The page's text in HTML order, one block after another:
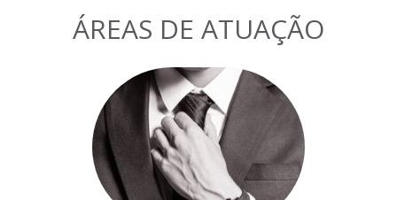
ÁREAS DE ATUAÇÃO